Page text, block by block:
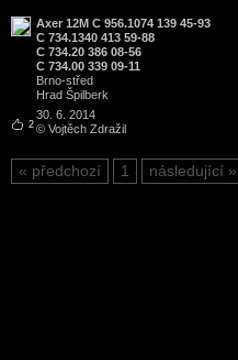
2
Axer 12M C 956.1074 139 45-93
C 734.1340 413 59-88
C 734.20 386 08-56
C 734.00 339 09-11
Brno-střed
Hrad Špilberk
30. 6. 2014
© Vojtěch Zdražil
předchozí 1 následující